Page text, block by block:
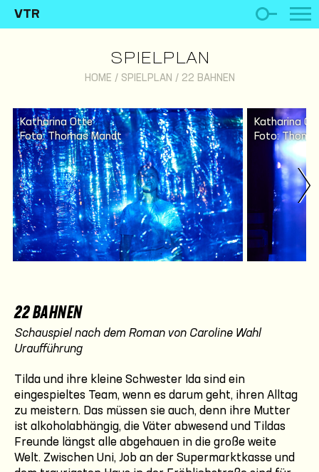
VTR
SPIELPLAN
HOME / SPIELPLAN / 22 BAHNEN
Katharina Otte
Foto: Thomas Mandt
Katharina
Foto:
22 BAHNEN
Schauspiel nach dem Roman von Caroline Wahl
Uraufführung
Tilda und ihre kleine Schwester Ida sind ein
eingespieltes Team, wenn es darum geht, ihren Alltag
zu meistern. Das müssen sie auch, denn ihre Mutter
ist alkoholabhängig, die Väter abwesend und Tildas
Freunde längst alle abgehauen in die große weite
Welt. Zwischen Uni, Job an der Supermarktkasse und